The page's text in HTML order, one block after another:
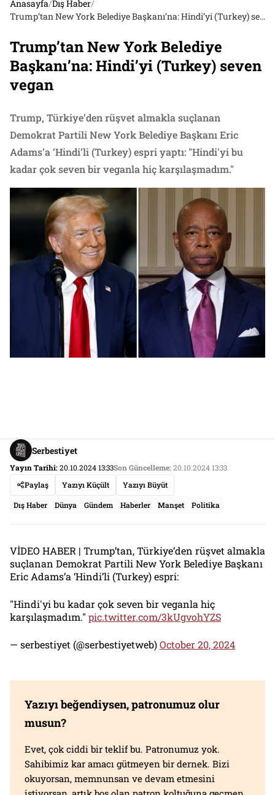
Anasayfa/Dış Haber/
Trump’tan New York Belediye Başkanı’na: Hindi’yi (Turkey) seven vegan
Trump’tan New York Belediye
Başkanı’na: Hindi’yi (Turkey) seven
vegan
Trump, Türkiye’den rüşvet almakla suçlanan
Demokrat Partili New York Belediye Başkanı Eric
Adams’a ‘Hindi’li (Turkey) espri yaptı: "Hindi'yi bu
kadar çok seven bir veganla hiç karşılaşmadım."
Serbestiyet
Yayın Tarihi:20.10.2024 13:33Son Güncelleme:20.10.2024 13:33
Paylaş
Yazıyı Küçült Yazıyı Büyüt
Dış Haber Dünya Gündem Haberler Manşet Politika
VİDEO HABER | Trump’tan, Türkiye’den rüşvet almakla
suçlanan Demokrat Partili New York Belediye Başkanı
Eric Adams’a ‘Hindi’li (Turkey) espri:
"Hindi'yi bu kadar çok seven bir veganla hiç
karşılaşmadım." pic.twitter.com/3kUgvohYZS
— serbestiyet (@serbestiyetweb)October 20, 2024
Yazıyı beğendiysen, patronumuz olur
musun?
Evet, çok ciddi bir teklif bu. Patronumuz yok.
Sahibimiz kar amacı gütmeyen bir dernek. Bizi
okuyorsan, memnunsan ve devam etmesini